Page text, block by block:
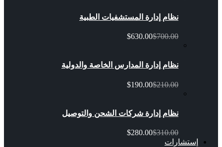
نظام إدارة المستشفيات الطبية
$630.00$700.00
نظام إدارة المدارس الخاصة والدولية
$190.00$210.00
نظام إدارة شركات الشحن والتوصيل
$280.00$310.00
إستشارات